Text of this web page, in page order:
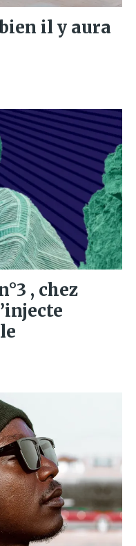
il y aura
, chez